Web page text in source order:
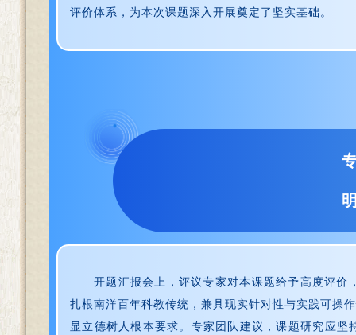
评价体系，为本次课题深入开展奠定了坚实基础。
开题汇报会上，评议专家对本课题给予高度评
扎根南洋百年科教传统，兼具现实针对性与实践可操
显立德树人根本要求。专家团队建议，课题研究应